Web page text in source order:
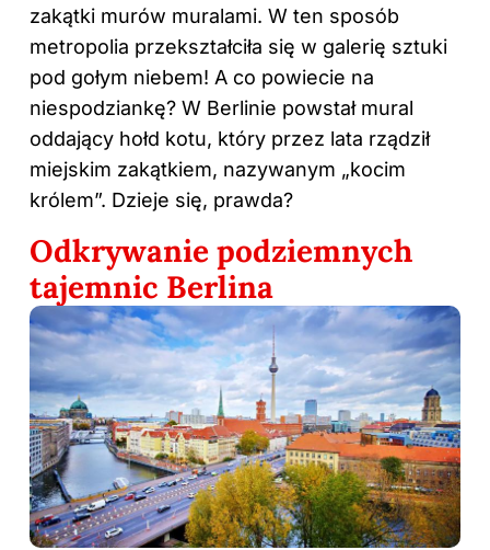
zakątki murów muralami. W ten sposób
metropolia przekształciła się w galerię sztuki
pod gołym niebem! A co powiecie na
niespodziankę? W Berlinie powstał mural
oddający hołd kotu, który przez lata rządził
miejskim zakątkiem, nazywanym „kocim
królem”. Dzieje się, prawda?
Odkrywanie podziemnych
tajemnic Berlina